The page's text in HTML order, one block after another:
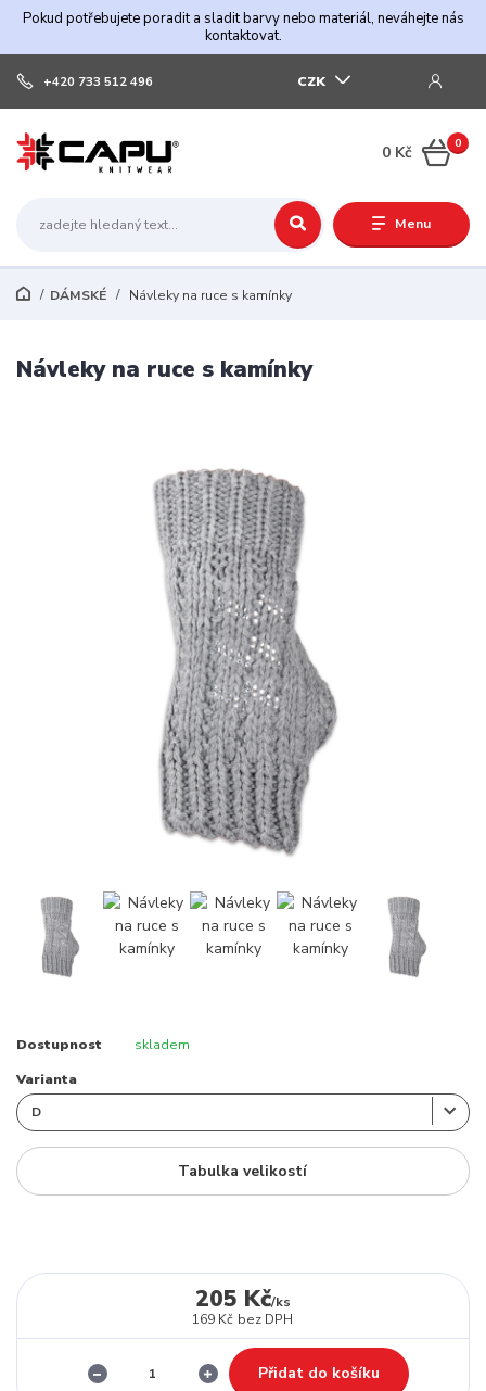
Pokud potřebujete poradit a sladit barvy nebo materiál, neváhejte nás
kontaktovat.
Menu
CZK
+420 733 512 496
0
0 Kč
DÁMSKÉ Návleky na ruce s kamínky
Návleky na ruce s kamínky
Dostupnost skladem
Varianta
Tabulka velikostí
205 Kč/ks
169 Kč bez DPH
Přidat do košíku